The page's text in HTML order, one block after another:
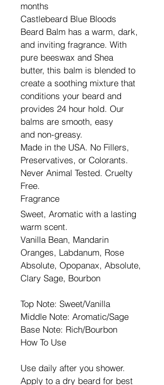
months
Castlebeard Blue Bloods
Beard Balm has a warm, dark,
and inviting fragrance. With
pure beeswax and Shea
butter, this balm is blended to
create a soothing mixture that
conditions your beard and
provides 24 hour hold. Our
balms are smooth, easy
and non-greasy.
Made in the USA. No Fillers,
Preservatives, or Colorants.
Never Animal Tested. Cruelty
Free.
Fragrance
Sweet, Aromatic with a lasting
warm scent.
Vanilla Bean, Mandarin
Oranges, Labdanum, Rose
Absolute, Opopanax, Absolute,
Clary Sage, Bourbon
Top Note: Sweet/Vanilla
Middle Note: Aromatic/Sage
Base Note: Rich/Bourbon
How To Use
Use daily after you shower.
Apply to a dry beard for best